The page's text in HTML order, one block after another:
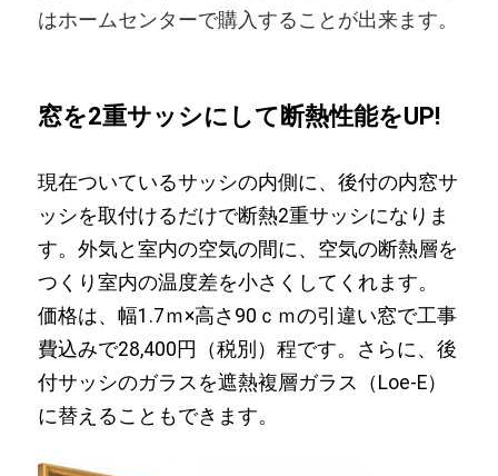
はホームセンターで購入することが出来ます。
窓を2重サッシにして断熱性能をUP!
現在ついているサッシの内側に、後付の内窓サ
ッシを取付けるだけで断熱2重サッシになりま
す。外気と室内の空気の間に、空気の断熱層を
つくり室内の温度差を小さくしてくれます。
価格は、幅1.7ｍ×高さ90ｃｍの引違い窓で工事
費込みで28,400円（税別）程です。さらに、後
付サッシのガラスを遮熱複層ガラス（Loe-E）
に替えることもできます。